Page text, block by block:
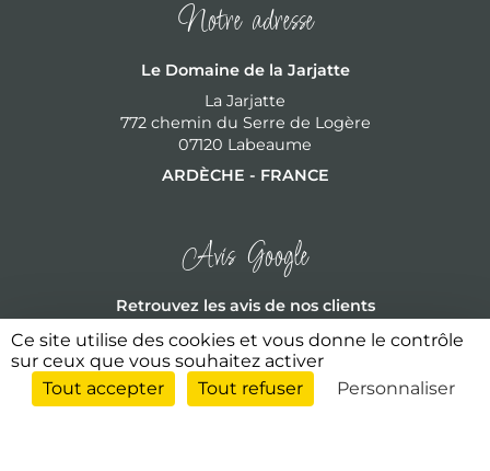
Notre adresse
Le Domaine de la Jarjatte
La Jarjatte
772 chemin du Serre de Logère
07120 Labeaume
ARDÈCHE - FRANCE
Avis Google
Retrouvez les avis de nos clients
5/5
LIRE LES AVIS
Ce site utilise des cookies et vous donne le contrôle
sur ceux que vous souhaitez activer
Tout accepter
Tout refuser Personnaliser